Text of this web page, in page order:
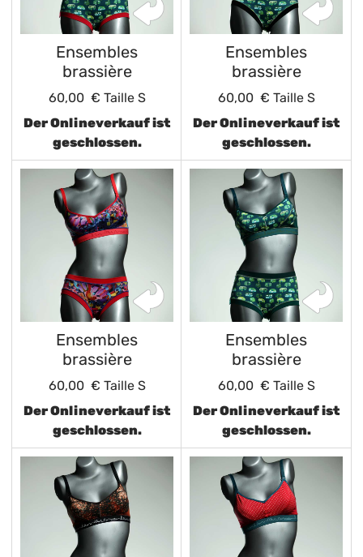
Ensembles
brassière
60,00 € Taille S
Der Onlineverkauf ist
geschlossen.
Ensembles
brassière
60,00 € Taille S
Der Onlineverkauf ist
geschlossen.
Ensembles
brassière
60,00 € Taille S
Der Onlineverkauf ist
geschlossen.
Ensembles
brassière
60,00 € Taille S
Der Onlineverkauf ist
geschlossen.